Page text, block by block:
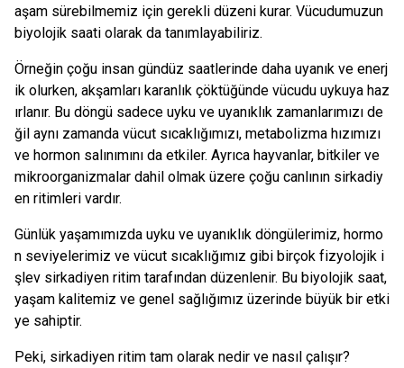
aşam sürebilmemiz için gerekli düzeni kurar. Vücudumuzun
biyolojik saati olarak da tanımlayabiliriz.
Örneğin çoğu insan gündüz saatlerinde daha uyanık ve enerj
ik olurken, akşamları karanlık çöktüğünde vücudu uykuya haz
ırlanır. Bu döngü sadece uyku ve uyanıklık zamanlarımızı de
ğil aynı zamanda vücut sıcaklığımızı, metabolizma hızımızı
ve hormon salınımını da etkiler. Ayrıca hayvanlar, bitkiler ve
mikroorganizmalar dahil olmak üzere çoğu canlının sirkadiy
en ritimleri vardır.
Günlük yaşamımızda uyku ve uyanıklık döngülerimiz, hormo
n seviyelerimiz ve vücut sıcaklığımız gibi birçok fizyolojik i
şlev sirkadiyen ritim tarafından düzenlenir. Bu biyolojik saat,
yaşam kalitemiz ve genel sağlığımız üzerinde büyük bir etki
ye sahiptir.
Peki, sirkadiyen ritim tam olarak nedir ve nasıl çalışır?